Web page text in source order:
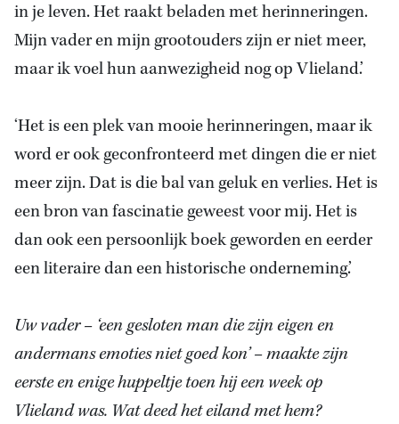
in je leven. Het raakt beladen met herinneringen.
Mijn vader en mijn grootouders zijn er niet meer,
maar ik voel hun aanwezigheid nog op Vlieland.’
‘Het is een plek van mooie herinneringen, maar ik
word er ook geconfronteerd met dingen die er niet
meer zijn. Dat is die bal van geluk en verlies. Het is
een bron van fascinatie geweest voor mij. Het is
dan ook een persoonlijk boek geworden en eerder
een literaire dan een historische onderneming.’
Uw vader – ‘een gesloten man die zijn eigen en
andermans emoties niet goed kon’ – maakte zijn
eerste en enige huppeltje toen hij een week op
Vlieland was. Wat deed het eiland met hem?